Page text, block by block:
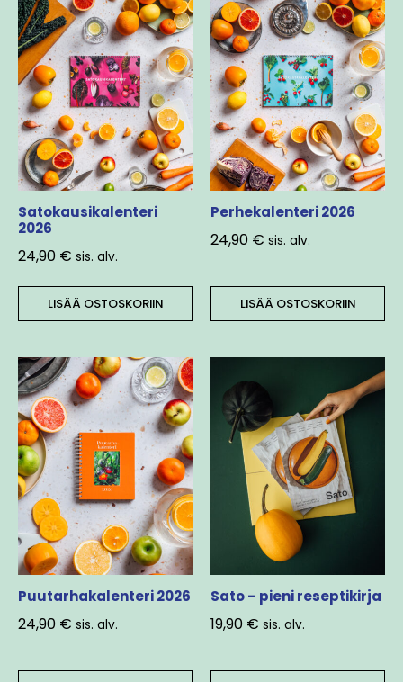
Satokausikalenteri
2026
24,90 € sis. alv.
LISÄÄ OSTOSKORIIN
Perhekalenteri 2026
24,90 € sis. alv.
LISÄÄ OSTOSKORIIN
Puutarhakalenteri 2026
24,90 € sis. alv.
Sato – pieni reseptikirja
19,90 € sis. alv.